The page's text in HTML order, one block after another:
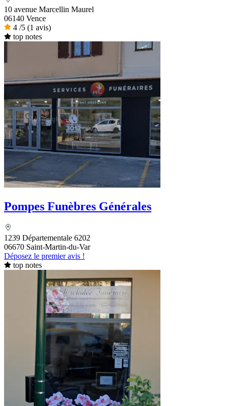
10 avenue Marcellin Maurel
06140 Vence
4 /5 (1 avis)
top notes
Pompes Funèbres Générales
1239 Départementale 6202
06670 Saint-Martin-du-Var
Déposez le premier avis !
top notes